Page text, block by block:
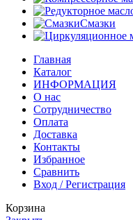
Смазки
Главная
Каталог
ИНФОРМАЦИЯ
О нас
Сотрудничество
Оплата
Доставка
Контакты
Избранное
Сравнить
Вход / Регистрация
Корзина